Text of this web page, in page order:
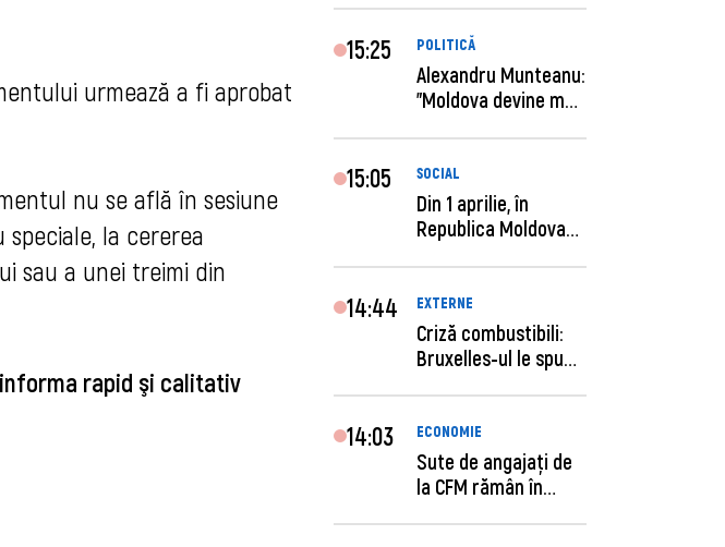
urmează a fi aprobat
nu se află în sesiune
la cererea
sau a unei treimi din
rapid şi calitativ
15:25 POLITICĂ
Alexandru Munteanu:
"Moldova devine mai
15:05 SOCIAL
Din 1 aprilie, în
Republica Moldova
14:44 EXTERNE
Criză combustibili:
Bruxelles-ul le spune
14:03 ECONOMIE
Sute de angajaţi de
la CFM rămân în